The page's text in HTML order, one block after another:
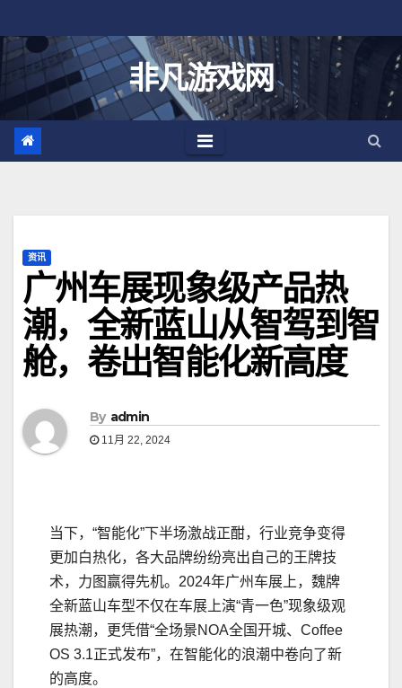
至
非凡游戏网
资讯
广州车展现象级产品热
潮，全新蓝山从智驾到智
舱，卷出智能化新高度
By admin
11月 22, 2024
当下，“智能化”下半场激战正酣，行业竞争变得
更加白热化，各大品牌纷纷亮出自己的王牌技
术，力图赢得先机。2024年广州车展上，魏牌
全新蓝山车型不仅在车展上演“青一色”现象级观
展热潮，更凭借“全场景NOA全国开城、Coffee
OS 3.1正式发布”，在智能化的浪潮中卷向了新
的高度。